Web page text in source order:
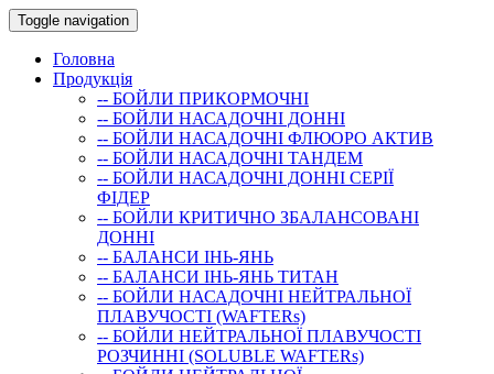
Toggle navigation
Головна
Продукція
-- БОЙЛИ ПРИКОРМОЧНI
-- БОЙЛИ НАСАДОЧНI ДОННI
-- БОЙЛИ НАСАДОЧНІ ФЛЮОРО АКТИВ
-- БОЙЛИ НАСАДОЧНІ ТАНДЕМ
-- БОЙЛИ НАСАДОЧНI ДОННI СЕРIÏ
ФIДЕР
-- БОЙЛИ КРИТИЧНО ЗБАЛАНСОВАНІ
ДОННІ
-- БАЛАНСИ ІНЬ-ЯНЬ
-- БАЛАНСИ ІНЬ-ЯНЬ ТИТАН
-- БОЙЛИ НАСАДОЧНI НЕЙТРАЛЬНОÏ
ПЛАВУЧОСТI (WAFTERs)
-- БОЙЛИ НЕЙТРАЛЬНОЇ ПЛАВУЧОСТІ
РОЗЧИННІ (SOLUBLE WAFTERs)